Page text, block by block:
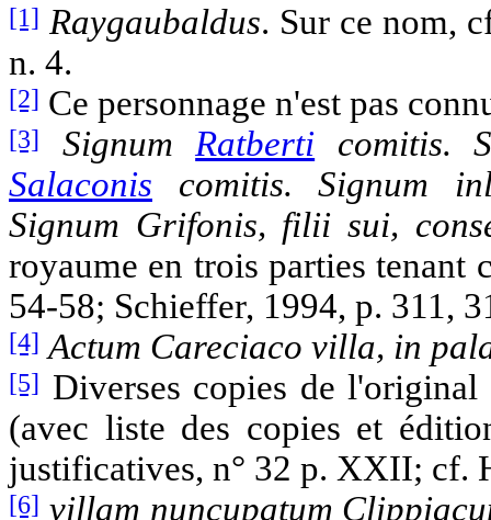
[1] Raygaubaldus. Sur ce nom,
n. 4.
[2] Ce personnage n'est pas
[3] Signum Ratberti comitis.
Salaconis comitis. Signum
Signum Grifonis, filii sui,
royaume en trois parties tenant
54-58; Schieffer, 1994, p. 311,
[4] Actum Careciaco villa, in
[5] Diverses copies de
(avec liste des copies et
justificatives, n° 32 p. XXII; cf.
[6] villam nuncupatum